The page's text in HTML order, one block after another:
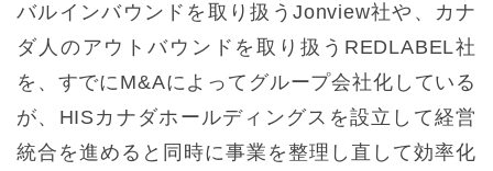
バルインバウンドを取り扱うJonview社や、カナ
ダ人のアウトバウンドを取り扱うREDLABEL社
を、すでにM&Aによってグループ会社化している
が、HISカナダホールディングスを設立して経営
統合を進めると同時に事業を整理し直して効率化